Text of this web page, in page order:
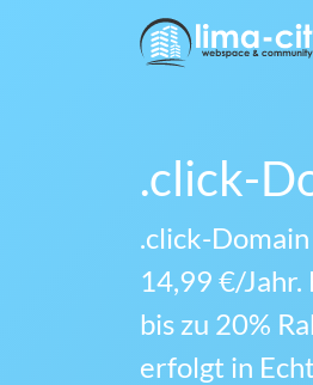
.click-
.click-
14,99 €/
bis zu 20%
erfolgt in